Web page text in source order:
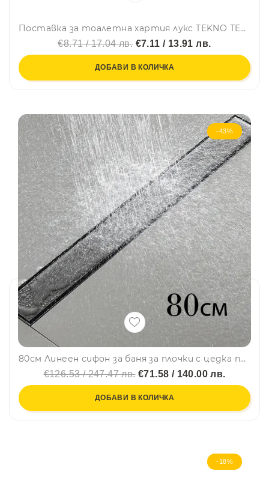
Поставка за тоалетна хартия лукс TEKNO TEL TR MG 194, 15х5х11 см, Закрепване с дюбел, Хром
€8.71 / 17.04 лв.€7.11 / 13.91 лв.
ДОБАВИ В КОЛИЧКА
-43%
80см Линеен сифон за баня за плочки с цедка против запушване, черен мат
€126.53 / 247.47 лв.€71.58 / 140.00 лв.
ДОБАВИ В КОЛИЧКА
-18%